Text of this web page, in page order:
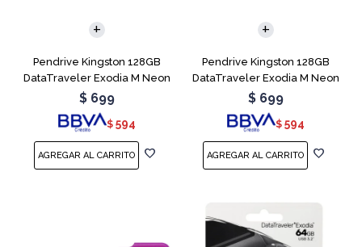
Pendrive Kingston 128GB
DataTraveler Exodia M Neon
Green
$ 699
$ 594
Pendrive Kingston 128GB
DataTraveler Exodia M Neon
Pink
$ 699
$ 594